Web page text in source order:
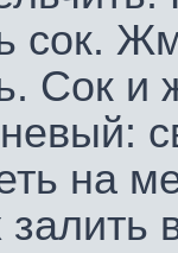
сок.
Сок и
на